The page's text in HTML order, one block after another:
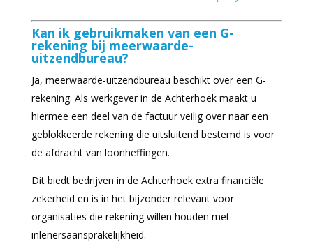
Kan ik gebruikmaken van een G-
rekening bij meerwaarde-
uitzendbureau?
Ja, meerwaarde-uitzendbureau beschikt over een G-
rekening. Als werkgever in de Achterhoek maakt u
hiermee een deel van de factuur veilig over naar een
geblokkeerde rekening die uitsluitend bestemd is voor
de afdracht van loonheffingen.
Dit biedt bedrijven in de Achterhoek extra financiële
zekerheid en is in het bijzonder relevant voor
organisaties die rekening willen houden met
inlenersaansprakelijkheid.